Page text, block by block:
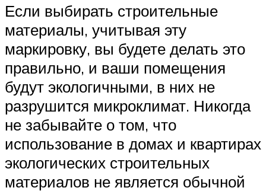
Если выбирать строительные
материалы, учитывая эту
маркировку, вы будете делать это
правильно, и ваши помещения
будут экологичными, в них не
разрушится микроклимат. Никогда
не забывайте о том, что
использование в домах и квартирах
экологических строительных
материалов не является обычной